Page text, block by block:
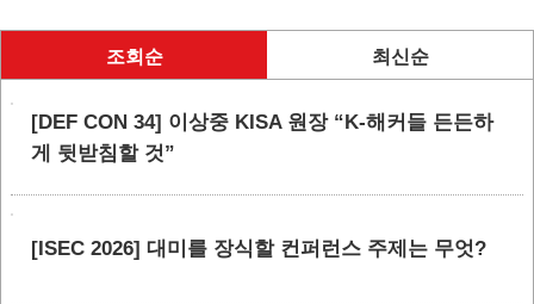
조회순 최신순
[DEF CON 34] 이상중 KISA 원장 “K-해커들 든든하
게 뒷받침할 것”
[ISEC 2026] 대미를 장식할 컨퍼런스 주제는 무엇?